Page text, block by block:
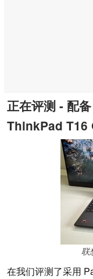
正在评测 - 配
ThinkPad T16
联
在我们评测了采用